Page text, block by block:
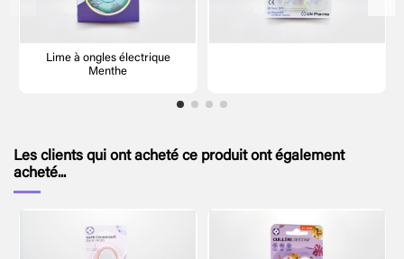
Lime à ongles électrique
Menthe
Les clients qui ont acheté ce produit ont également
acheté...